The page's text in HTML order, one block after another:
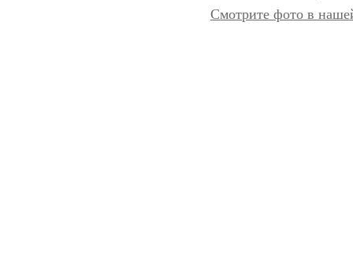
Смотрите фото в